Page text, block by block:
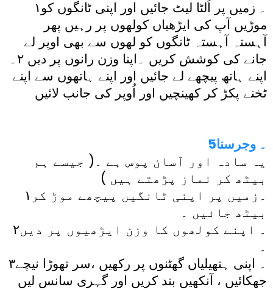
۱۔ زمیں پر اُلٹا لیٹ جائیں اور اپنی ٹانگوں کو
موڑیں آپ کی ایڑھیاں کولھوں پر رہیں پھر
آہستہ آہستہ ٹانگوں کو لھوں سے بھی اوپر لے
جانے کی کوشش کریں ۔اپنا وزن رانوں پر دیں ۲۔
اپنے ہاتھ پیچھے لے جائیں اور اپنے ہاتھوں سے اپنے
ٹخنے پکڑ کر کھینچیں اور اُوپر کی جانب لائیں
5۔ وجرسنا
یہ سادہ اور آسان پوس ہے ۔( جیسے ہم
بیٹھ کر نماز پڑھتے ہیں )
۱۔زمیں پر اپنی ٹانگیں پیچھے موڑ کر
بیٹھ جائیں ۔
۲۔ اپنے کولھوں کا وزن ایڑھیوں پر دیں
۔
۳۔ اپنی ہتھیلیاں گھٹنوں پر رکھیں ،سر تھوڑا نیچے
جھکائیں ، آنکھیں بند کریں اور گہری سانس لیں